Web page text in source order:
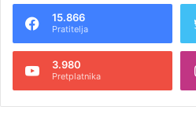
15.866
Pratitelja
3.980
Pretplatnika